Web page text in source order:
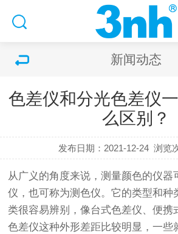
新闻动态
色差仪和分光色差仪
么区别？
发布日期：2021-12-24 浏览
从广义的角度来说，测量颜色的仪器
仪 ，也可称为测色仪。它的类型和种
类很容易辨别，像台式色差仪、便携
色差仪这种外形差距比较明显，一些